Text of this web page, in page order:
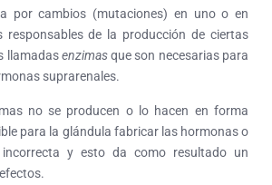
por cambios (mutaciones) en uno o en
responsables de la producción de ciertas
llamadasenzimasque son necesarias para
suprarenales.
no se producen o lo hacen en forma
para la glándula fabricar las hormonas o
y esto da como resultado un